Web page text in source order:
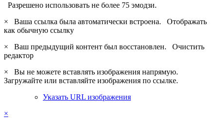
Разрешено использовать не более 75 эмодзи.
×
Ваша ссылка была автоматически встроена. Отображать
как обычную ссылку
×
Ваш предыдущий контент был восстановлен. Очистить
редактор
×
Вы не можете вставлять изображения напрямую.
Загружайте или вставляйте изображения по ссылке.
Указать URL изображения
×